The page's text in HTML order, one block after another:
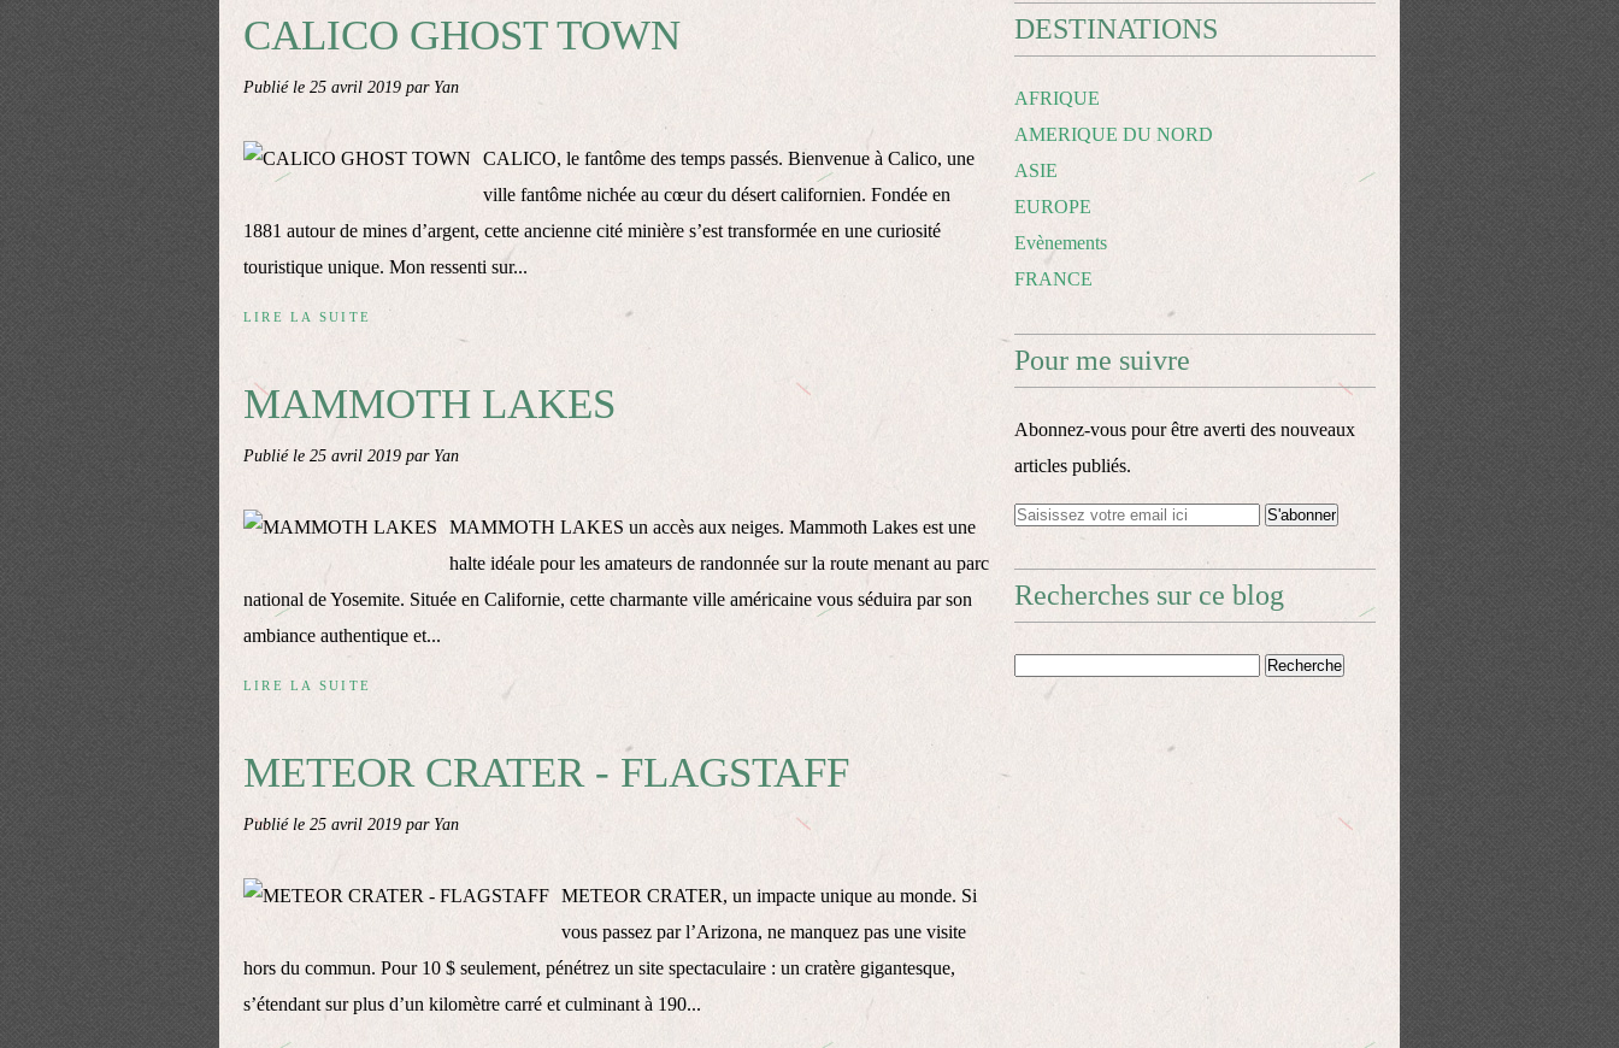
CALICO GHOST TOWN
Publié le 25 avril 2019 par Yan
CALICO, le fantôme des temps passés. Bienvenue à Calico, une
ville fantôme nichée au cœur du désert californien. Fondée en
1881 autour de mines d’argent, cette ancienne cité minière s’est transformée en une curiosité
touristique unique. Mon ressenti sur...
LIRE LA SUITE
MAMMOTH LAKES
Publié le 25 avril 2019 par Yan
MAMMOTH LAKES un accès aux neiges. Mammoth Lakes est une
halte idéale pour les amateurs de randonnée sur la route menant au parc
national de Yosemite. Située en Californie, cette charmante ville américaine vous séduira par son
ambiance authentique et...
LIRE LA SUITE
METEOR CRATER - FLAGSTAFF
Publié le 25 avril 2019 par Yan
METEOR CRATER, un impacte unique au monde. Si
vous passez par l’Arizona, ne manquez pas une visite
hors du commun. Pour 10 $ seulement, pénétrez un site spectaculaire : un cratère gigantesque,
s’étendant sur plus d’un kilomètre carré et culminant à 190...
DESTINATIONS
AFRIQUE
AMERIQUE DU NORD
ASIE
EUROPE
Evènements
FRANCE
Pour me suivre
Abonnez-vous pour être averti des nouveaux
articles publiés.
Recherches sur ce blog